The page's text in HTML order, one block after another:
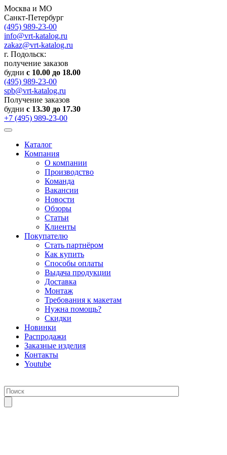
Москва и МО
Санкт-Петербург
(495) 989-23-00
info@vrt-katalog.ru
zakaz@vrt-katalog.ru
г. Подольск:
получение заказов
будни с 10.00 до 18.00
(495) 989-23-00
spb@vrt-katalog.ru
Получение заказов
будни с 13.30 до 17.30
+7 (495) 989-23-00
Каталог
Компания
О компании
Производство
Команда
Вакансии
Новости
Обзоры
Статьи
Клиенты
Покупателю
Стать партнёром
Как купить
Способы оплаты
Выдача продукции
Доставка
Монтаж
Требования к макетам
Нужна помощь?
Скидки
Новинки
Распродажи
Заказные изделия
Контакты
Youtube